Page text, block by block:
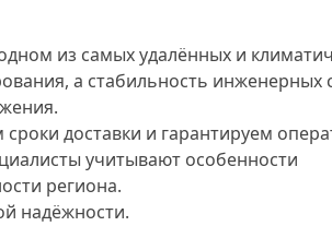
из самых удалённых и
а стабильность инженерных
доставки и гарантируем
учитывают особенности
региона.
надёжности.